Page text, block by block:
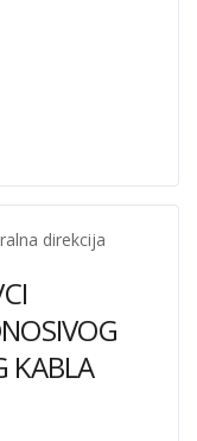
direkcija
KABLA